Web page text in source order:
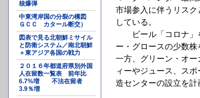
核爆弾
中東湾岸国の分裂の構図
ＧＣＣ カタール断交）
図表で見る北朝鮮ミサイル
と防衛システム／南北朝鮮
＋東アジア各国の戦力
２０１６年都道府県別外国
人在留数一覧表 前年比
6.7%増 不法在留者
3.9％増
市場参入に伴うリス
している。
ビール「コロナ」を
ー・グロースの少数株
一方、グリーン・オ
ィーやジュース、ス
造センターの設立を計